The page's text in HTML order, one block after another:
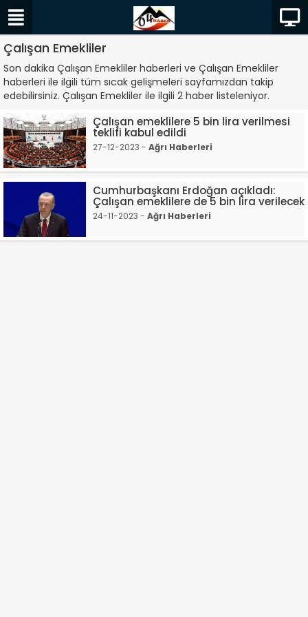
Çalışan Emekliler
Son dakika Çalışan Emekliler haberleri ve Çalışan Emekliler
haberleri ile ilgili tüm sıcak gelişmeleri sayfamızdan takip
edebilirsiniz. Çalışan Emekliler ile ilgili 2 haber listeleniyor.
Çalışan emeklilere 5 bin lira verilmesi
teklifi kabul edildi
27-12-2023 - Ağrı Haberleri
Cumhurbaşkanı Erdoğan açıkladı:
Çalışan emeklilere de 5 bin lira verilecek
24-11-2023 - Ağrı Haberleri